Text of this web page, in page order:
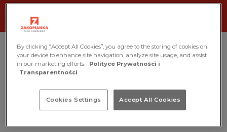
Marka
1 promocja 3 promocje
By clicking “Accept All Cookies”, you agree to the storing of cookies on
your device to enhance site navigation, analyze site usage, and assist
in our marketing efforts.
Polityce Prywatności i
Transparentności
Cookies Settings Accept All Cookies